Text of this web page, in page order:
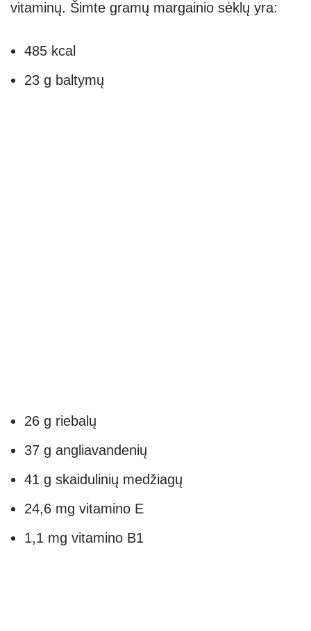
vitaminų. Šimte gramų margainio sėklų yra:
485 kcal
23 g baltymų
26 g riebalų
37 g angliavandenių
41 g skaidulinių medžiagų
24,6 mg vitamino E
1,1 mg vitamino B1